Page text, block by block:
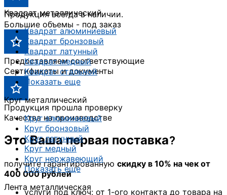
Квадрат металлический
Квадрат алюминиевый
Квадрат бронзовый
Квадрат латунный
Квадрат медный
Квадрат стальной
Показать еще
Круг металлический
Круг алюминиевый
Круг бронзовый
Круг латунный
Круг медный
Круг нержавеющий
Показать еще
Лента металлическая
Продукция всегда в наличии.
Большие объемы - под заказ
Предоставляем соответствующие
Сертификаты и документы
Продукция прошла проверку
Качества на производстве
Это Ваша первая поставка?
получите гарантированную скидку в 10% на чек от
400 000 рублей
услуги под ключ: от 1-ого контакта до товара на